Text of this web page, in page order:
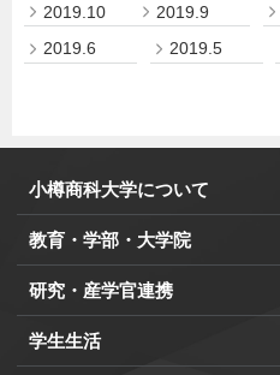
2019.10
2019.9
2019.6
2019.5
小樽商科大学について
教育・学部・大学院
研究・産学官連携
学生生活